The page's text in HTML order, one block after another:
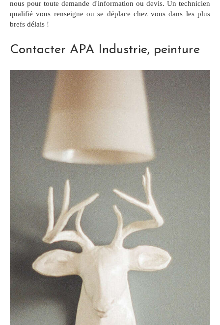
nous pour toute demande d'information ou devis. Un technicien
qualifié vous renseigne ou se déplace chez vous dans les plus
brefs délais !
Contacter APA Industrie, peinture